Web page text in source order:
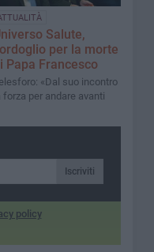
Salute,
per la morte
Papa Francesco
«Dal suo incontro
forza per andare avanti
Iscriviti
policy